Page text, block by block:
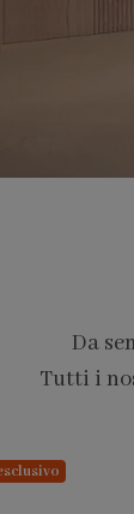
Da
Tutti i
PRO